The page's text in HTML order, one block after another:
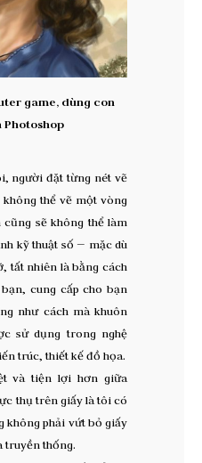
game, dùng con
người đặt từng nét vẽ
thể vẽ một vòng
sẽ không thể làm
kỹ thuật số — mặc dù
tất nhiên là bằng cách
cung cấp cho bạn
như cách mà khuôn
sử dụng trong nghệ
trúc, thiết kế đồ họa.
và tiện lợi hơn giữa
thụ trên giấy là tôi có
không phải vứt bỏ giấy
truyền thống.